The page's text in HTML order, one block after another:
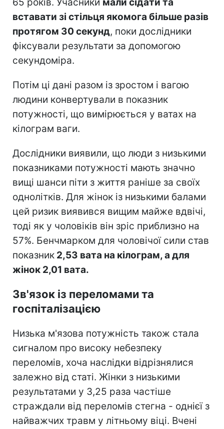
65 років. Учасники мали сідати та
вставати зі стільця якомога більше разів
протягом 30 секунд, поки дослідники
фіксували результати за допомогою
секундоміра.
Потім ці дані разом із зростом і вагою
людини конвертували в показник
потужності, що вимірюється у ватах на
кілограм ваги.
Дослідники виявили, що люди з низькими
показниками потужності мають значно
вищі шанси піти з життя раніше за своїх
однолітків. Для жінок із низькими балами
цей ризик виявився вищим майже вдвічі,
тоді як у чоловіків він зріс приблизно на
57%. Бенчмарком для чоловічої сили став
показник 2,53 вата на кілограм, а для
жінок 2,01 вата.
Зв'язок із переломами та
госпіталізацією
Низька м'язова потужність також стала
сигналом про високу небезпеку
переломів, хоча наслідки відрізнялися
залежно від статі. Жінки з низькими
результатами у 3,25 раза частіше
страждали від переломів стегна - однієї з
найважчих травм у літньому віці. Вчені